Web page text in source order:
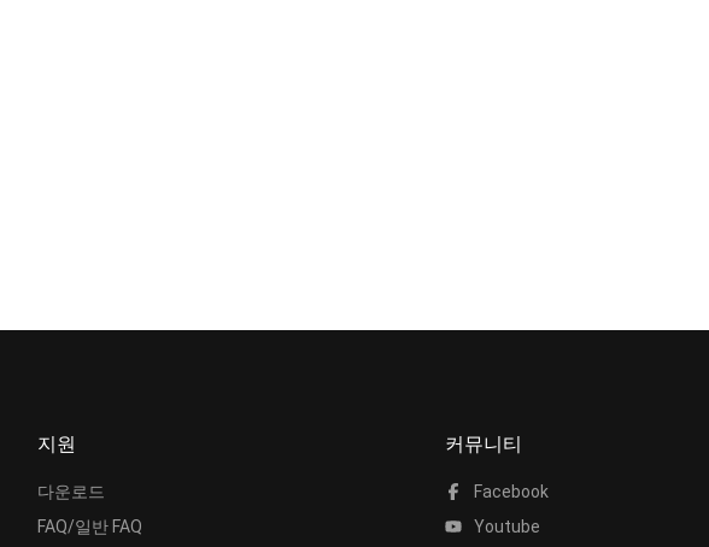
지원
다운로드
FAQ/일반 FAQ
커뮤니티
Facebook
Youtube